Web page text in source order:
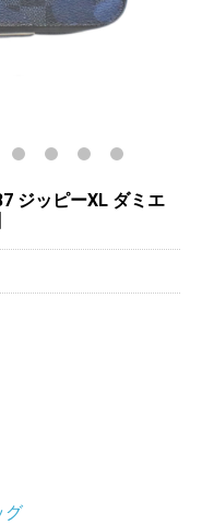
ジッピーXL ダミエ
グ